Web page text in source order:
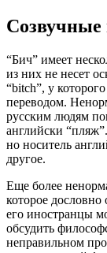
“Бич” имеет
из них не несет
“bitch”, у
переводом.
русским людям
английски
но носитель
другое.
Еще более
которое
его иностранцы
обсудить
неправильном